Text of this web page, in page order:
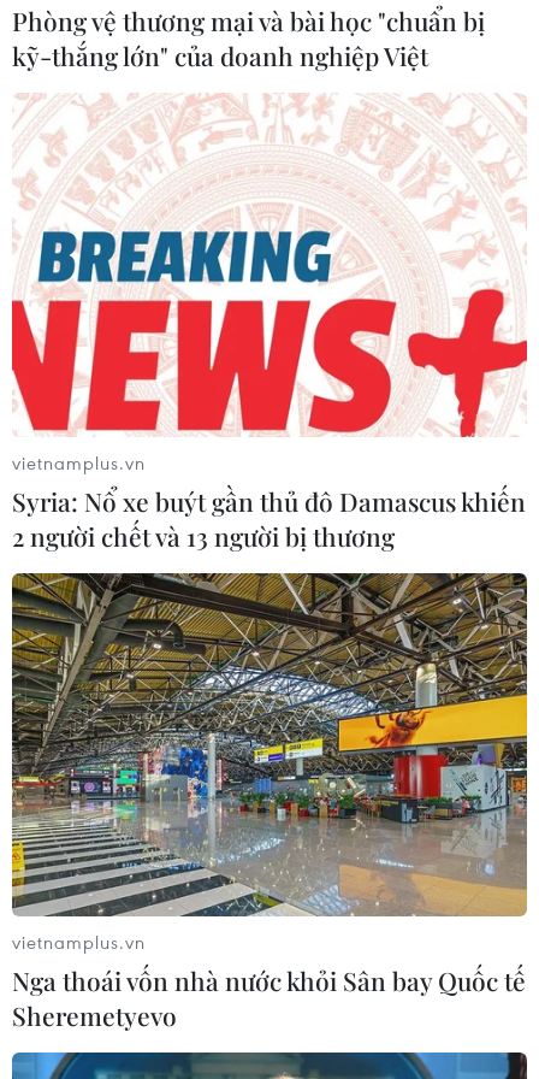
với một loại vaccine phòng COVID-19.
Phòng vệ thương mại và bài học "chuẩn bị
kỹ-thắng lớn" của doanh nghiệp Việt
vietnamplus.vn
Syria: Nổ xe buýt gần thủ đô Damascus khiến
2 người chết và 13 người bị thương
vietnamplus.vn
Nga thoái vốn nhà nước khỏi Sân bay Quốc tế
Sheremetyevo